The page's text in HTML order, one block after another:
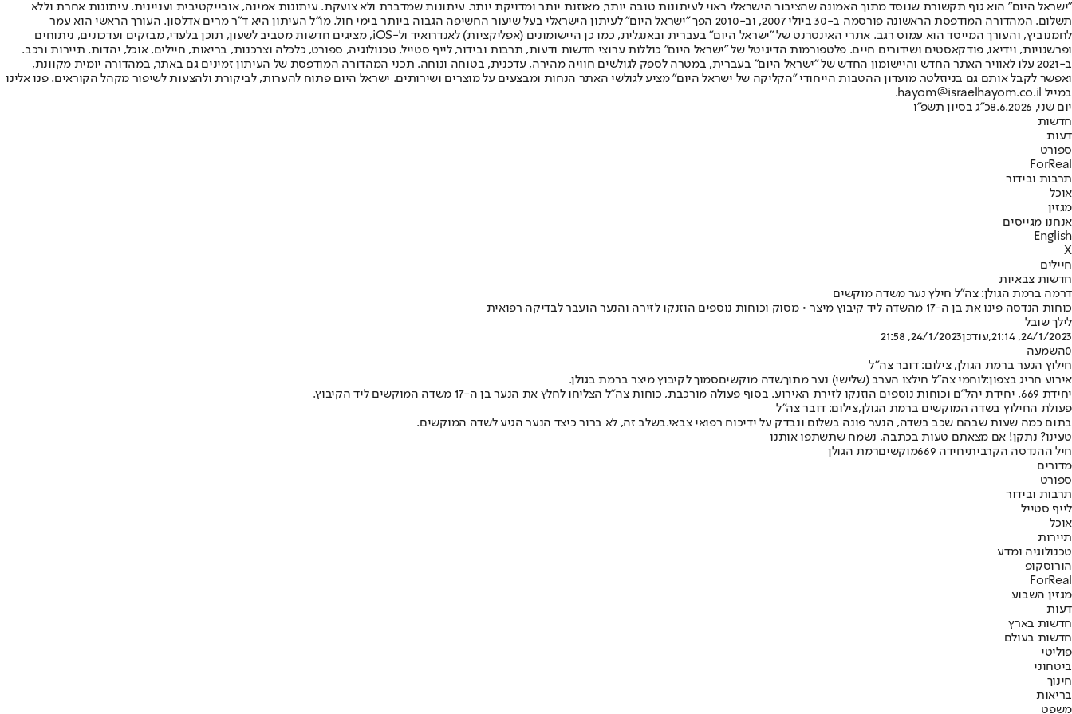
"ישראל היום" הוא גוף תקשורת שנוסד מתוך האמונה שהציבור הישראלי ראוי לעיתונות טובה יותר, מאוזנת יותר ומדויקת יותר. עיתונות שמדברת ולא צועקת. עיתונות אמינה, אובייקטיבית ועניינית. עיתונות אחרת וללא
תשלום. המהדורה המודפסת הראשונה פורסמה ב-30 ביולי 2007, וב-2010 הפך "ישראל היום" לעיתון הישראלי בעל שיעור החשיפה הגבוה ביותר בימי חול. מו"ל העיתון היא ד"ר מרים אדלסון. העורך הראשי הוא עמר
לחמנוביץ, והעורך המייסד הוא עמוס רגב. אתרי האינטרנט של "ישראל היום" בעברית ובאנגלית, כמו כן היישומונים (אפליקציות) לאנדרואיד ול-iOS, מציגים חדשות מסביב לשעון, תוכן בלעדי, מבזקים ועדכונים, ניתוחים
ופרשנויות, וידיאו, פודקאסטים ושידורים חיים. פלטפורמות הדיגיטל של "ישראל היום" כוללות ערוצי חדשות ודעות, תרבות ובידור, לייף סטייל, טכנולוגיה, ספורט, כלכלה וצרכנות, בריאות, חיילים, אוכל, יהדות, תיירות ורכב.
ב-2021 עלו לאוויר האתר החדש והיישומון החדש של "ישראל היום" בעברית, במטרה לספק לגולשים חוויה מהירה, עדכנית, בטוחה ונוחה. תכני המהדורה המודפסת של העיתון זמינים גם באתר, במהדורה יומית מקוונת,
ואפשר לקבל אותם גם בניוזלטר. מועדון ההטבות הייחודי "הקליקה של ישראל היום" מציע לגולשי האתר הנחות ומבצעים על מוצרים ושירותים. ישראל היום פתוח להערות, לביקורת ולהצעות לשיפור מקהל הקוראים. פנו אלינו
במייל hayom@israelhayom.co.il.
יום שני, 8.6.2026
כ"ג בסיון תשפ"ו
חדשות
דעות
ספורט
ForReal
תרבות ובידור
אוכל
מגזין
אנחנו מגייסים
English
X
חיילים
חדשות צבאיות
דרמה ברמת הגולן: צה"ל חילץ נער משדה מוקשים
כוחות הנדסה פינו את בן ה-17 מהשדה ליד קיבוץ מיצר • מסוק וכוחות נוספים הוזנקו לזירה והנער הועבר לבדיקה רפואית
לילך שובל
24/1/2023, 21:14
,עודכן24/1/2023, 21:58
0השמעה
חילוץ הנער ברמת הגולן, צילום: דובר צה"ל
אירוע חריג בצפון:לוחמי צה"ל חילצו הערב (שלישי) נער מתוךשדה מוקשיםסמוך לקיבוץ מיצר ברמת בגולן.
יחידת 669
, יחידת יהל"ם וכוחות נוספים הוזנקו לזירת האירוע. בסוף פעולה מורכבת, כוחות צה"ל הצליחו לחלץ את הנער בן ה-17 משדה המוקשים ליד הקיבוץ.
פעולת החילוץ בשדה המוקשים ברמת הגולן,צילום: דובר צה"ל
בתום כמה שעות שבהם שכב בשדה, הנער פונה בשלום ונבדק על ידיכוח רפואי צבאי.בשלב זה, לא ברור כיצד הנער הגיע לשדה המוקשים.
טעינו? נתקן! אם מצאתם טעות בכתבה, נשמח שתשתפו אותנו
חיל ההנדסה הקרביתיחידה 669 מוקשיםרמת הגולן
מדורים
ספורט
תרבות ובידור
לייף סטייל
אוכל
תיירות
טכנולוגיה ומדע
הורוסקופ
ForReal
מגזין השבוע
דעות
חדשות בארץ
חדשות בעולם
פוליטי
ביטחוני
חינוך
בריאות
משפט